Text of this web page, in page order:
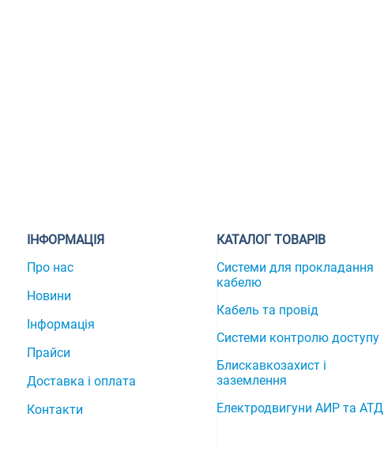
ІНФОРМАЦІЯ
Про нас
Новини
Інформація
Прайси
Доставка і оплата
Контакти
КАТАЛОГ ТОВАРІВ
Системи для прокладання
кабелю
Кабель та провід
Системи контролю доступу
Блискавкозахист і
заземлення
Електродвигуни АИР та АТД